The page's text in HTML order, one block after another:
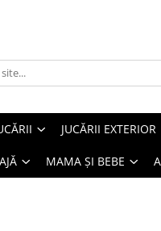
JUCĂRII EXTERIOR
MAMA ȘI BEBE